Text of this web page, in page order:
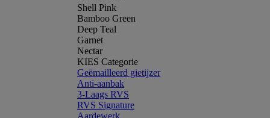
Shell Pink
Bamboo Green
Deep Teal
Garnet
Nectar
KIES Categorie
Geëmailleerd gietijzer
Anti-aanbak
3-Laags RVS
RVS Signature
Aardewerk